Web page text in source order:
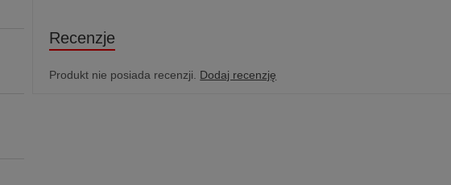
Recenzje
Produkt nie posiada recenzji. Dodaj recenzję